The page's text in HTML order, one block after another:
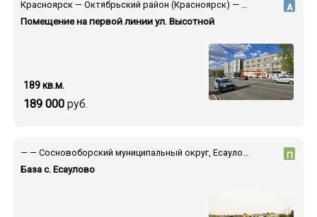
Помещение на первой линии ул. Высотной
А
189 000руб.
189 кв.м.
— — Сосновоборский муниципальный округ, Есауловка поселок, ул. Поповича, 36/2
База с. Есаулово
П